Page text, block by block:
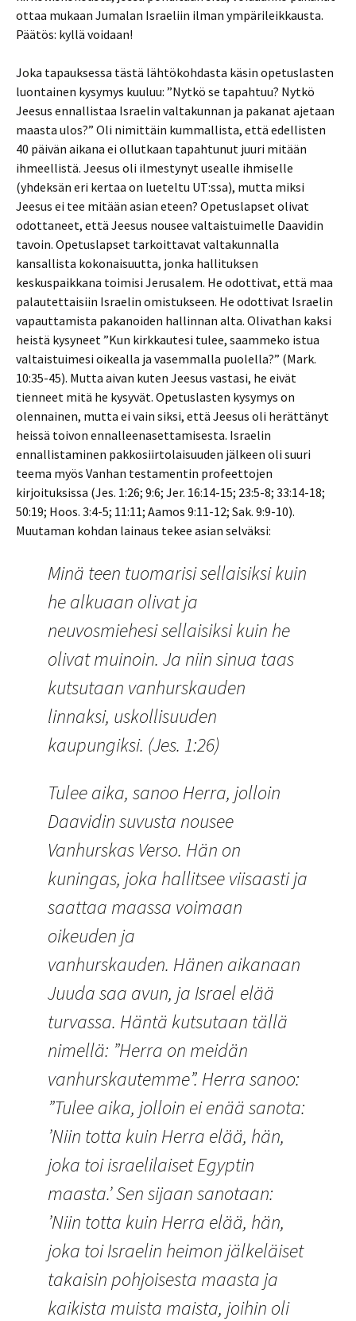
ottaa mukaan Jumalan Israeliin ilman ympärileikkausta.
Päätös: kyllä voidaan!
Joka tapauksessa tästä lähtökohdasta käsin opetuslasten
luontainen kysymys kuuluu: ”Nytkö se tapahtuu? Nytkö
Jeesus ennallistaa Israelin valtakunnan ja pakanat ajetaan
maasta ulos?” Oli nimittäin kummallista, että edellisten
40 päivän aikana ei ollutkaan tapahtunut juuri mitään
ihmeellistä. Jeesus oli ilmestynyt usealle ihmiselle
(yhdeksän eri kertaa on lueteltu UT:ssa), mutta miksi
Jeesus ei tee mitään asian eteen? Opetuslapset olivat
odottaneet, että Jeesus nousee valtaistuimelle Daavidin
tavoin. Opetuslapset tarkoittavat valtakunnalla
kansallista kokonaisuutta, jonka hallituksen
keskuspaikkana toimisi Jerusalem. He odottivat, että maa
palautettaisiin Israelin omistukseen. He odottivat Israelin
vapauttamista pakanoiden hallinnan alta. Olivathan kaksi
heistä kysyneet ”Kun kirkkautesi tulee, saammeko istua
valtaistuimesi oikealla ja vasemmalla puolella?” (Mark.
10:35-45). Mutta aivan kuten Jeesus vastasi, he eivät
tienneet mitä he kysyvät. Opetuslasten kysymys on
olennainen, mutta ei vain siksi, että Jeesus oli herättänyt
heissä toivon ennalleenasettamisesta. Israelin
ennallistaminen pakkosiirtolaisuuden jälkeen oli suuri
teema myös Vanhan testamentin profeettojen
kirjoituksissa (Jes. 1:26; 9:6; Jer. 16:14-15; 23:5-8; 33:14-18;
50:19; Hoos. 3:4-5; 11:11; Aamos 9:11-12; Sak. 9:9-10).
Muutaman kohdan lainaus tekee asian selväksi:
Minä teen tuomarisi sellaisiksi kuin
he alkuaan olivat ja
neuvosmiehesi sellaisiksi kuin he
olivat muinoin. Ja niin sinua taas
kutsutaan vanhurskauden
linnaksi, uskollisuuden
kaupungiksi. (Jes. 1:26)
Tulee aika, sanoo Herra, jolloin
Daavidin suvusta nousee
Vanhurskas Verso. Hän on
kuningas, joka hallitsee viisaasti ja
saattaa maassa voimaan
oikeuden ja
vanhurskauden. Hänen aikanaan
Juuda saa avun, ja Israel elää
turvassa. Häntä kutsutaan tällä
nimellä: ”Herra on meidän
vanhurskautemme”. Herra sanoo:
”Tulee aika, jolloin ei enää sanota:
’Niin totta kuin Herra elää, hän,
joka toi israelilaiset Egyptin
maasta.’ Sen sijaan sanotaan:
’Niin totta kuin Herra elää, hän,
joka toi Israelin heimon jälkeläiset
takaisin pohjoisesta maasta ja
kaikista muista maista, joihin oli